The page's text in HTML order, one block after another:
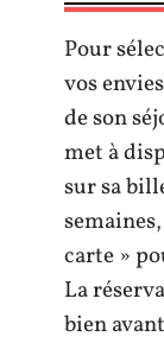
Pour
vos
de son
met à
sur sa
carte »
La
bien